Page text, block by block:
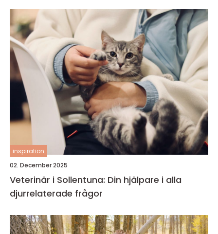
inspiration
02. December 2025
Veterinär i Sollentuna: Din hjälpare i alla
djurrelaterade frågor